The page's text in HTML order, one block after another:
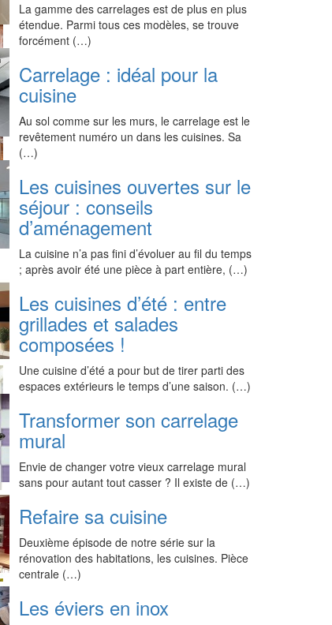
La gamme des carrelages est de plus en plus
étendue. Parmi tous ces modèles, se trouve
forcément (…)
Carrelage : idéal pour la
cuisine
Au sol comme sur les murs, le carrelage est le
revêtement numéro un dans les cuisines. Sa
(…)
Les cuisines ouvertes sur le
séjour : conseils
d’aménagement
La cuisine n’a pas fini d’évoluer au fil du temps
; après avoir été une pièce à part entière, (…)
Les cuisines d’été : entre
grillades et salades
composées !
Une cuisine d’été a pour but de tirer parti des
espaces extérieurs le temps d’une saison. (…)
Transformer son carrelage
mural
Envie de changer votre vieux carrelage mural
sans pour autant tout casser ? Il existe de (…)
Refaire sa cuisine
Deuxième épisode de notre série sur la
rénovation des habitations, les cuisines. Pièce
centrale (…)
Les éviers en inox